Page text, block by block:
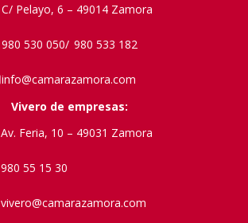
C/ Pelayo, 6 – 49014 Zamora
980 530 050/ 980 533 182
info@camarazamora.com
Vivero de empresas:
Av. Feria, 10 – 49031 Zamora
980 55 15 30
vivero@camarazamora.com